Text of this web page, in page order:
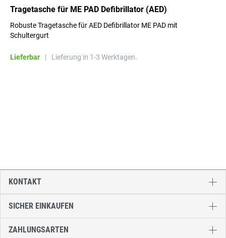
Tragetasche für ME PAD Defibrillator (AED)
Robuste Tragetasche für AED Defibrillator ME PAD mit
Schultergurt
Lieferbar | Lieferung in 1-3 Werktagen.
SICHER EINKAUFEN
ZAHLUNGSARTEN
KONTAKT